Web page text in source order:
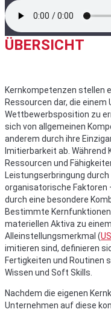
ÜBERSICHT
Kernkompetenzen stellen
Ressourcen dar, die
Wettbewerbsposition zu
sich von allgemeinen
anderem durch ihre
Imitierbarkeit ab.
Ressourcen und
Leistungserbringung
organisatorische Faktoren
durch eine besondere
Bestimmte
materiellen Aktiva zu
Alleinstellungsmerkmal (
imitieren sind, definieren
Fertigkeiten und Routinen
Wissen und Soft Skills.
Nachdem die eigenen
Unternehmen auf diese